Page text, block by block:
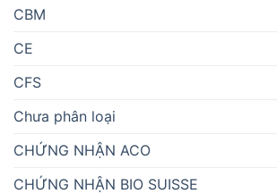
CBM
CE
CFS
Chưa phân loại
CHỨNG NHẬN ACO
CHỨNG NHẬN BIO SUISSE